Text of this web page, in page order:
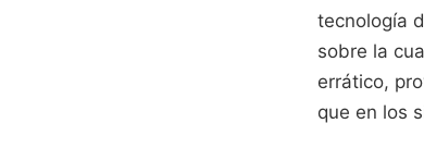
tecnología
sobre la
errático,
que en los